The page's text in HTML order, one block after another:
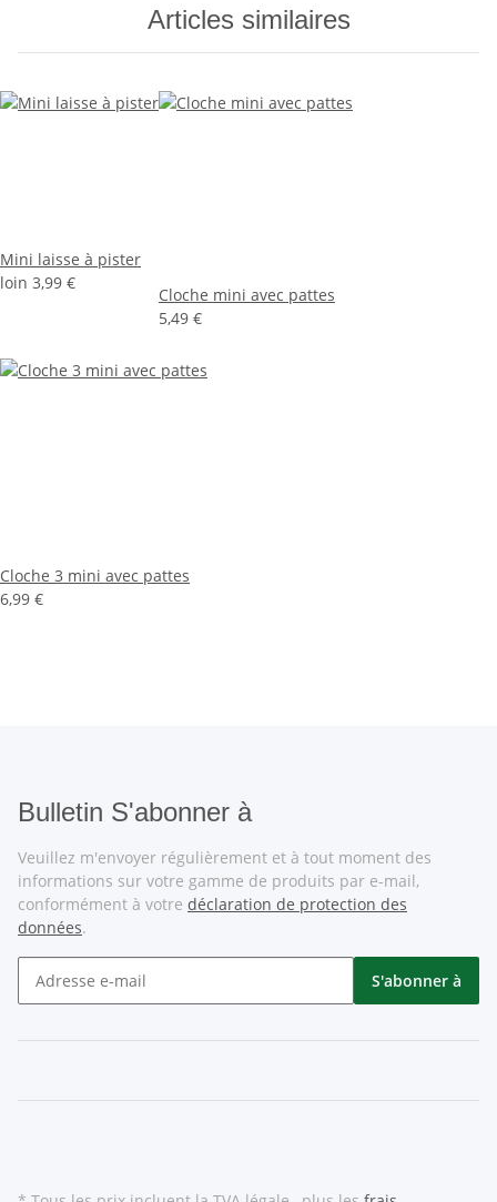
Articles similaires
Mini laisse à pister
loin 3,99 €
Cloche mini avec pattes
5,49 €
Cloche 3 mini avec pattes
6,99 €
Bulletin S'abonner à
Veuillez m'envoyer régulièrement et à tout moment des
informations sur votre gamme de produits par e-mail,
conformément à votre déclaration de protection des
données.
S'abonner à